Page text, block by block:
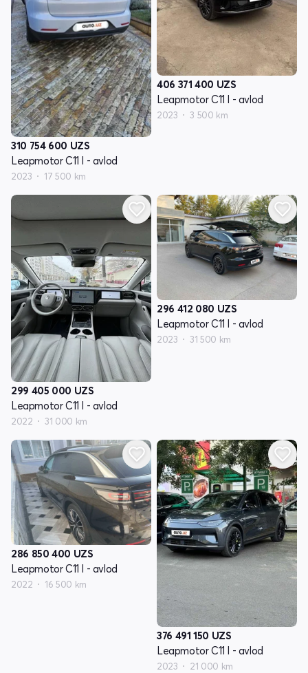
310 754 600 UZS
Leapmotor C11 I - avlod
2023 17 500 km
406 371 400 UZS
Leapmotor C11 I - avlod
2023 3 500 km
299 405 000 UZS
Leapmotor C11 I - avlod
2022 31 000 km
296 412 080 UZS
Leapmotor C11 I - avlod
2023 31 500 km
286 850 400 UZS
Leapmotor C11 I - avlod
2022 16 500 km
376 491 150 UZS
Leapmotor C11 I - avlod
2023 21 000 km